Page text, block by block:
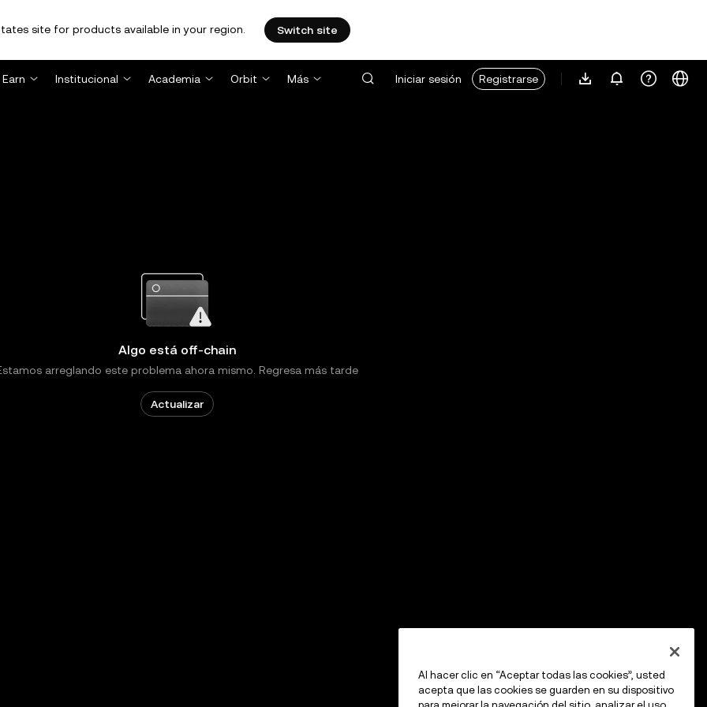
site for products available in your region. Switch site
Earn Institucional Academia Orbit Más Iniciar sesión Registrarse
Algo está off-chain
arreglando este problema ahora mismo. Regresa más tarde
Actualizar
Al hacer clic en “Aceptar todas las cookies”, usted
acepta que las cookies se guarden en su dispositivo